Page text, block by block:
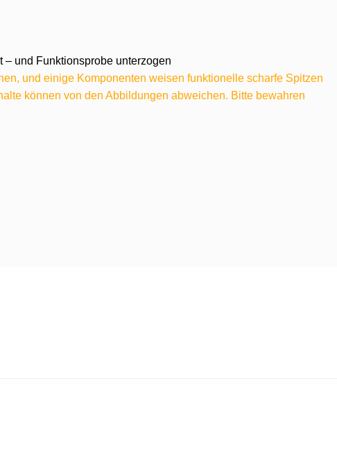
– und Funktionsprobe unterzogen
und einige Komponenten weisen funktionelle scharfe Spitzen
können von den Abbildungen abweichen. Bitte bewahren